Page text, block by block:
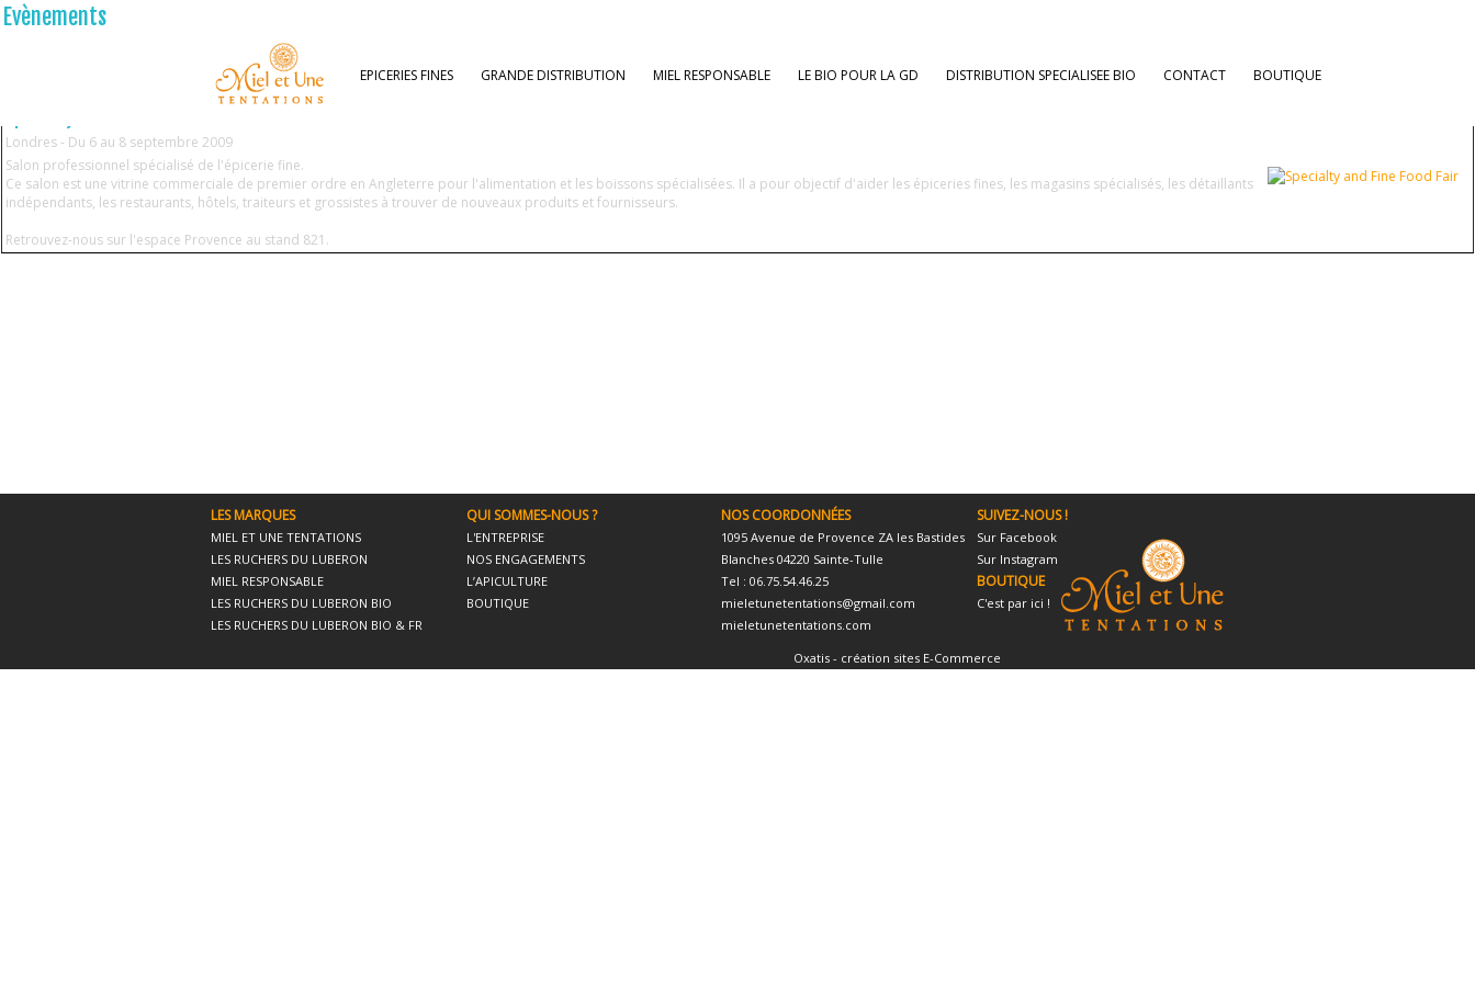
EPICERIES FINES GRANDE DISTRIBUTION MIEL RESPONSABLE LE BIO POUR LA GD DISTRIBUTION SPECIALISEE BIO CONTACT BOUTIQUE
Evènements
Londres - Du 6 au 8 septembre 2009
Salon professionnel spécialisé de l'épicerie fine.
Ce salon est une vitrine commerciale de premier ordre en Angleterre pour l'alimentation et les boissons spécialisées. Il a pour objectif d'aider les épiceries fines, les magasins spécialisés, les détaillants
indépendants, les restaurants, hôtels, traiteurs et grossistes à trouver de nouveaux produits et fournisseurs.
Retrouvez-nous sur l'espace Provence au stand 821.
LES MARQUES
MIEL ET UNE TENTATIONS
LES RUCHERS DU LUBERON
MIEL RESPONSABLE
LES RUCHERS DU LUBERON BIO
LES RUCHERS DU LUBERON BIO & FR
QUI SOMMES-NOUS ?
L'ENTREPRISE
NOS ENGAGEMENTS
L’APICULTURE
BOUTIQUE
NOS COORDONNÉES
1095 Avenue de Provence ZA les Bastides
Blanches 04220 Sainte-Tulle
Tel : 06.75.54.46.25
mieletunetentations@gmail.com
mieletunetentations.com
SUIVEZ-NOUS !
Sur Facebook
Sur Instagram
BOUTIQUE
C'est par ici !
Oxatis - création sites E-Commerce